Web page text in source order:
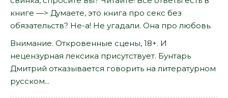
книге —> Думаете, это книга про секс без
обязательств? Не-а! Не угадали. Она про любовь.
Внимание. Откровенные сцены, 18+. И
нецензурная лексика присутствует. Бунтарь
Дмитрий отказывается говорить на литературном
русском...